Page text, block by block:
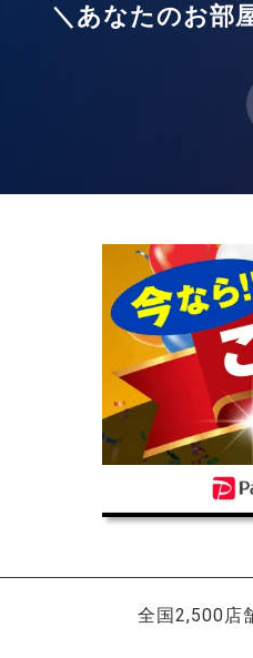
＼あなたのお部
全国2,500店